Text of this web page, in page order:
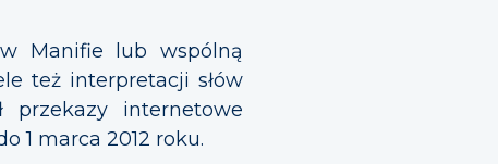
Manifie lub wspólną
też interpretacji słów
przekazy internetowe
1 marca 2012 roku.